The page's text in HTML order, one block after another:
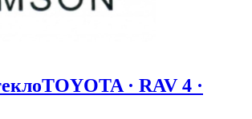
TOYOTA · RAV 4 ·